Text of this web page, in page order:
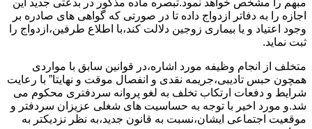
اجازه را به دفاتر ازدواج داده تا در صورتی که گواهی های صادره بر
وجود اعتیاد و یا بیماری زوجین دلالت کند،با اطلاع طرفین،ازدواج را
ثبت نماید.
متخلف از انجام وظیفه مورد اشاره،در قوانین سابق با مواردی
همچون حبس تادیبی،جریمه نقدی و انفصال موقت و نهایتا” با رعایت
شرایط و دفعات ارتکاب تخلف به لغو پروانه سردفتری محکوم می
شد.و مورد اخیر با توجه به حساسیت های شغلی عزیزان سردفتر و
موقعیت اجتماعی ایشان،نسبت به قانون جدید،به نظر نزدیکتر به